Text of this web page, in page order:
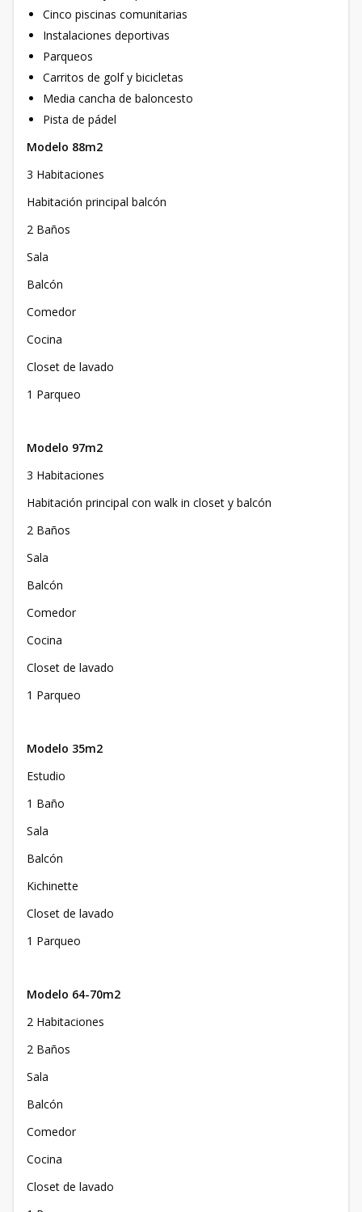
Cinco piscinas comunitarias
Instalaciones deportivas
Parqueos
Carritos de golf y bicicletas
Media cancha de baloncesto
Pista de pádel
Modelo 88m2
3 Habitaciones
Habitación principal balcón
2 Baños
Sala
Balcón
Comedor
Cocina
Closet de lavado
1 Parqueo
Modelo 97m2
3 Habitaciones
Habitación principal con walk in closet y balcón
2 Baños
Sala
Balcón
Comedor
Cocina
Closet de lavado
1 Parqueo
Modelo 35m2
Estudio
1 Baño
Sala
Balcón
Kichinette
Closet de lavado
1 Parqueo
Modelo 64-70m2
2 Habitaciones
2 Baños
Sala
Balcón
Comedor
Cocina
Closet de lavado